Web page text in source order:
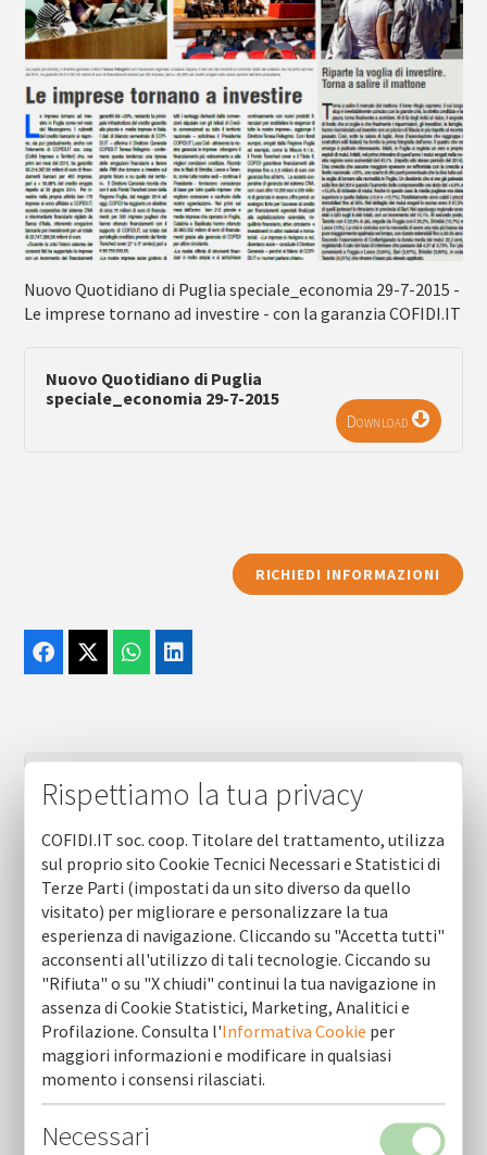
Nuovo Quotidiano di Puglia speciale_economia 29-7-2015 -
Le imprese tornano ad investire - con la garanzia COFIDI.IT
Nuovo Quotidiano di Puglia
speciale_economia 29-7-2015
Download
RICHIEDI INFORMAZIONI
Rassegna Stampa (ultime 10)
“il punto del direttore” @telebari - ospite il direttore
generale di cofidi.it sabino persichella
Gazzetta del mezzogiorno - articolo 01 maggio 2026
Repubblica - articolo 01 maggio 2026
Gazzetta del mezzogiorno - articolo 05 marzo 2026
sabino persichella
Rispettiamo la tua privacy
COFIDI.IT soc. coop. Titolare del trattamento, utilizza
sul proprio sito Cookie Tecnici Necessari e Statistici di
Terze Parti (impostati da un sito diverso da quello
visitato) per migliorare e personalizzare la tua
esperienza di navigazione. Cliccando su "Accetta tutti"
acconsenti all'utilizzo di tali tecnologie. Ciccando su
"Rifiuta" o su "X chiudi" continui la tua navigazione in
assenza di Cookie Statistici, Marketing, Analitici e
Profilazione. Consulta l'Informativa Cookie per
maggiori informazioni e modificare in qualsiasi
momento i consensi rilasciati.
Necessari